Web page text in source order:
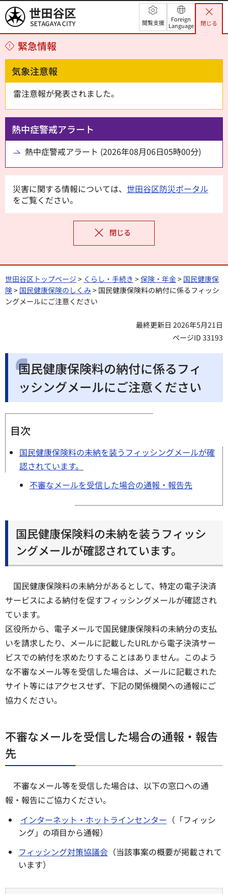
世田谷区 閲覧支援
Foreign
Language
閉じる
緊急情報
気象注意報
雷注意報が発表されました。
熱中症警戒アラート
熱中症警戒アラート (2026年08月06日05時00分)
災害に関する情報については、 世田谷区防災ポータル
をご覧ください。
閉じる
世田谷区トップページ > くらし・手続き >保険・年金> 国民健康保
険> 国民健康保険のしくみ > 国民健康保険料の納付に係るフィッシ
ングメールにご注意ください
最終更新日 2026年5月21日
ページID 33193
国民健康保険料の納付に係るフィ
ッシングメールにご注意ください
目次
国民健康保険料の未納を装うフィッシングメールが確
認されています。
不審なメールを受信した場合の通報・報告先
国民健康保険料の未納を装うフィッシ
ングメールが確認されています。
国民健康保険料の未納分があるとして、特定の電子決済
サービスによる納付を促すフィッシングメールが確認され
ています。
区役所から、電子メールで国民健康保険料の未納分の支払
いを請求したり、メールに記載したURLから電子決済サー
ビスでの納付を求めたりすることはありません。このよう
な不審なメール等を受信した場合は、メールに記載された
サイト等にはアクセスせず、下記の関係機関への通報にご
協力ください。
不審なメールを受信した場合の通報・報告
先
不審なメール等を受信した場合は、以下の窓口への通
報・報告にご協力ください。
インターネット・ホットラインセンター （「フィッシ
ング」の項目から通報）
フィッシング対策協議会（当該事案の概要が掲載されて
います）